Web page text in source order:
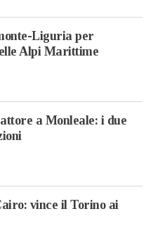
Liguria per
Alpi Marittime
a Monleale: i due
vince il Torino ai